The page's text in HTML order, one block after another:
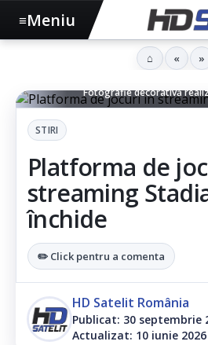
Fotografie decorativă
STIRI
Platforma de
streaming
închide
✏️ Click pentru a comenta
HD Satelit România
Publicat: 30 septembrie
Actualizat: 10 iunie 2026
≡Meniu
⌂ « »